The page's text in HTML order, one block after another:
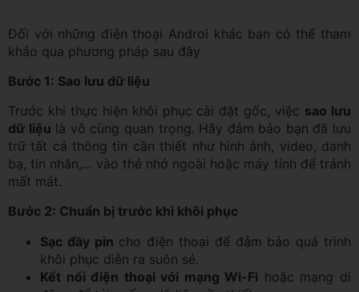
Đối với những điện thoại Androi khác bạn có thể tham
khảo qua phương pháp sau đây
Bước 1: Sao lưu dữ liệu
Trước khi thực hiện khôi phục cài đặt gốc, việc sao lưu
dữ liệu là vô cùng quan trọng. Hãy đảm bảo bạn đã lưu
trữ tất cả thông tin cần thiết như hình ảnh, video, danh
bạ, tin nhắn,... vào thẻ nhớ ngoài hoặc máy tính để tránh
mất mát.
Bước 2: Chuẩn bị trước khi khôi phục
Sạc đầy pin cho điện thoại để đảm bảo quá trình
khôi phục diễn ra suôn sẻ.
Kết nối điện thoại với mạng Wi-Fi hoặc mạng di